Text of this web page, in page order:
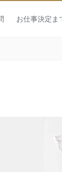
お仕事決定ま